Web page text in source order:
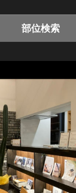
部位検索